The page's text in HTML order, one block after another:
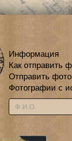
Информация
Как отправить
Отправить
Фотографии с